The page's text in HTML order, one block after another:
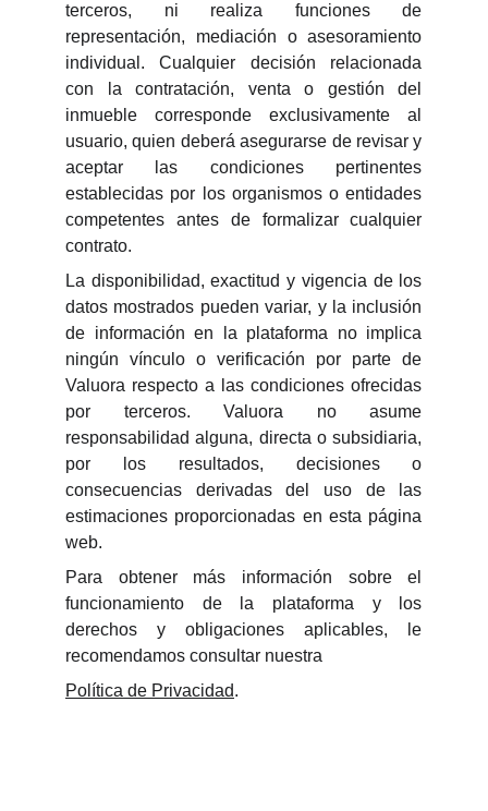
terceros, ni realiza funciones de
representación, mediación o asesoramiento
individual. Cualquier decisión relacionada
con la contratación, venta o gestión del
inmueble corresponde exclusivamente al
usuario, quien deberá asegurarse de revisar y
aceptar las condiciones pertinentes
establecidas por los organismos o entidades
competentes antes de formalizar cualquier
contrato.
La disponibilidad, exactitud y vigencia de los
datos mostrados pueden variar, y la inclusión
de información en la plataforma no implica
ningún vínculo o verificación por parte de
Valuora respecto a las condiciones ofrecidas
por terceros. Valuora no asume
responsabilidad alguna, directa o subsidiaria,
por los resultados, decisiones o
consecuencias derivadas del uso de las
estimaciones proporcionadas en esta página
web.
Para obtener más información sobre el
funcionamiento de la plataforma y los
derechos y obligaciones aplicables, le
recomendamos consultar nuestra
Política de Privacidad.